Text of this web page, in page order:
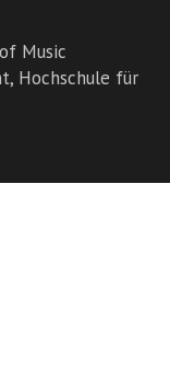
Music
Hochschule für